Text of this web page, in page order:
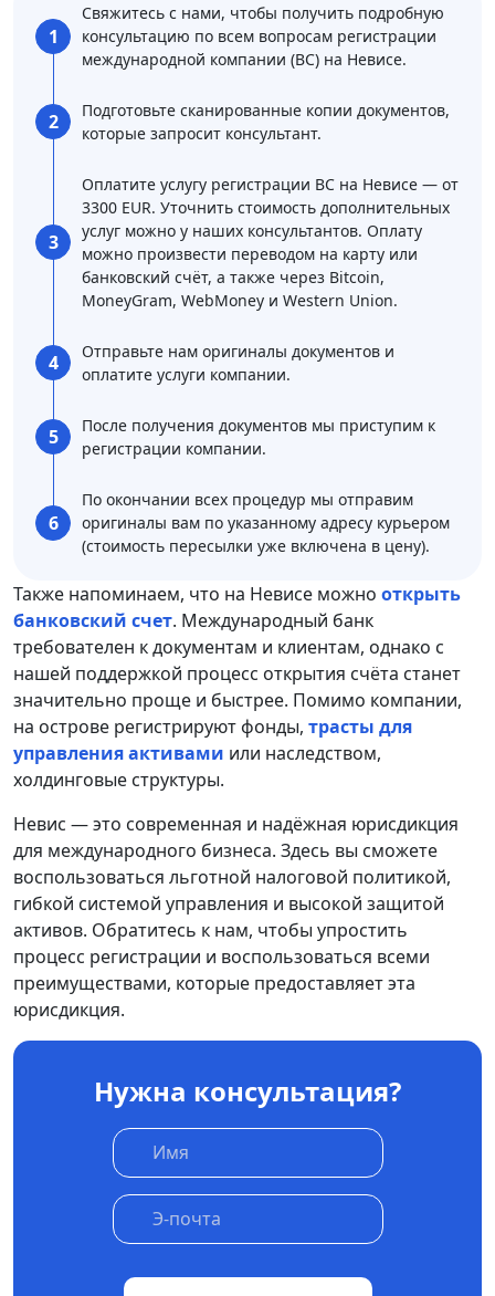
1
Свяжитесь с нами, чтобы получить подробную
консультацию по всем вопросам регистрации
международной компании (BC) на Невисе.
2
Подготовьте сканированные копии документов,
которые запросит консультант.
3
Оплатите услугу регистрации BC на Невисе — от
3300 EUR. Уточнить стоимость дополнительных
услуг можно у наших консультантов. Оплату
можно произвести переводом на карту или
банковский счёт, а также через Bitcoin,
MoneyGram, WebMoney и Western Union.
4
Отправьте нам оригиналы документов и
оплатите услуги компании.
5
После получения документов мы приступим к
регистрации компании.
6
По окончании всех процедур мы отправим
оригиналы вам по указанному адресу курьером
(стоимость пересылки уже включена в цену).
Также напоминаем, что на Невисе можно открыть
банковский счет. Международный банк
требователен к документам и клиентам, однако с
нашей поддержкой процесс открытия счёта станет
значительно проще и быстрее. Помимо компании,
на острове регистрируют фонды, трасты для
управления активами или наследством,
холдинговые структуры.
Невис — это современная и надёжная юрисдикция
для международного бизнеса. Здесь вы сможете
воспользоваться льготной налоговой политикой,
гибкой системой управления и высокой защитой
активов. Обратитесь к нам, чтобы упростить
процесс регистрации и воспользоваться всеми
преимуществами, которые предоставляет эта
юрисдикция.
Нужна консультация?